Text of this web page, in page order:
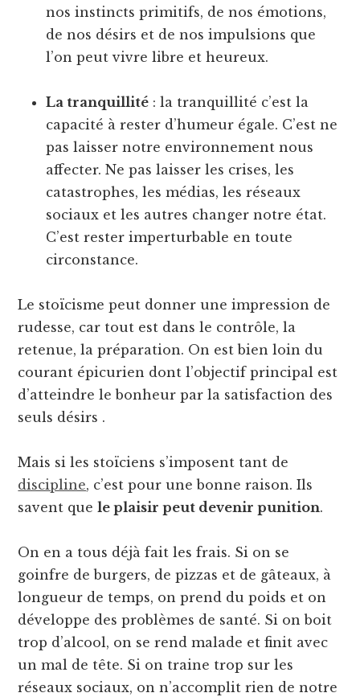
nos instincts primitifs, de nos émotions,
de nos désirs et de nos impulsions que
l’on peut vivre libre et heureux.
La tranquillité : la tranquillité c’est la
capacité à rester d’humeur égale. C’est ne
pas laisser notre environnement nous
affecter. Ne pas laisser les crises, les
catastrophes, les médias, les réseaux
sociaux et les autres changer notre état.
C’est rester imperturbable en toute
circonstance.
Le stoïcisme peut donner une impression de
rudesse, car tout est dans le contrôle, la
retenue, la préparation. On est bien loin du
courant épicurien dont l’objectif principal est
d’atteindre le bonheur par la satisfaction des
seuls désirs .
Mais si les stoïciens s’imposent tant de
discipline, c’est pour une bonne raison. Ils
savent quele plaisir peut devenir punition.
On en a tous déjà fait les frais. Si on se
goinfre de burgers, de pizzas et de gâteaux, à
longueur de temps, on prend du poids et on
développe des problèmes de santé. Si on boit
trop d’alcool, on se rend malade et finit avec
un mal de tête. Si on traine trop sur les
réseaux sociaux, on n’accomplit rien de notre